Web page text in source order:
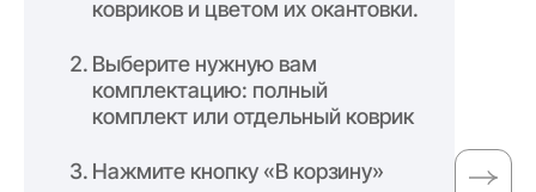
ковриков и цветом их окантовки.
Выберите нужную вам
комплектацию: полный
комплект или отдельный коврик
Нажмите кнопку «В корзину»